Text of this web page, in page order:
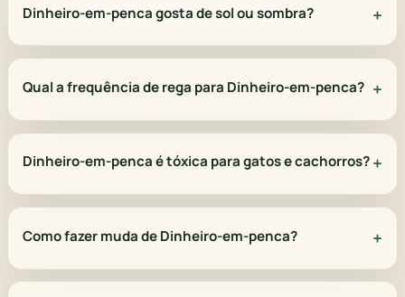
Dinheiro-em-penca gosta de sol ou sombra?
Qual a frequência de rega para Dinheiro-em-penca?
Dinheiro-em-penca é tóxica para gatos e cachorros?
Como fazer muda de Dinheiro-em-penca?